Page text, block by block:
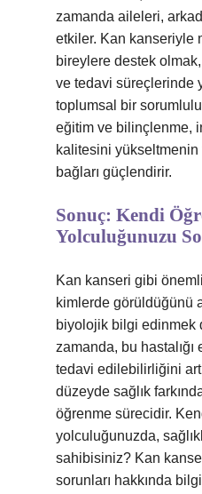
zamanda aileleri,
etkiler. Kan kanseriyle
bireylere destek
ve tedavi süreçlerinde
toplumsal bir
eğitim ve bilinçlenme,
kalitesini yükseltmenin
bağları güçlendirir.
Sonuç: Kendi
Yolculuğunuzu
Kan kanseri gibi
kimlerde görüldüğünü
biyolojik bilgi edinmek
zamanda, bu hastalığı
tedavi edilebilirliğini
düzeyde sağlık
öğrenme sürecidir.
yolculuğunuzda,
sahibisiniz? Kan
sorunları hakkında